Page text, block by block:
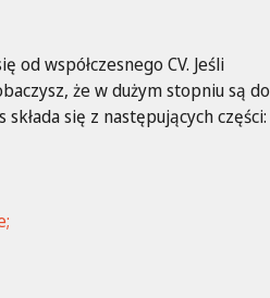
od współczesnego CV. Jeśli
że w dużym stopniu są do
się z następujących części: